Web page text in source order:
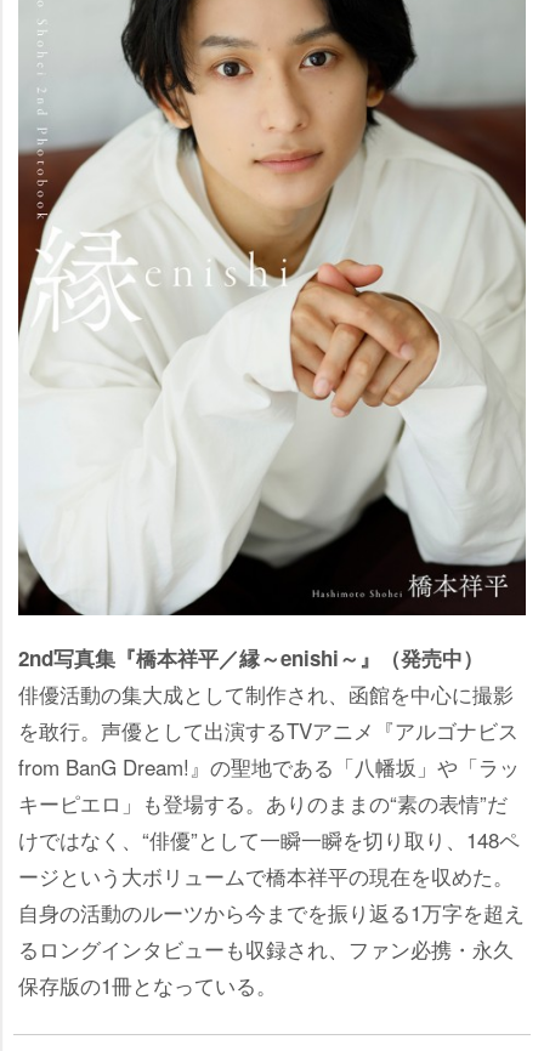
2nd写真集『橋本祥平／縁～enishi～』（発売中）
俳優活動の集大成として制作され、函館を中心に撮影
を敢行。声優として出演するTVアニメ『アルゴナビス
from BanG Dream!』の聖地である「八幡坂」や「ラッ
キーピエロ」も登場する。ありのままの“素の表情”だ
けではなく、“俳優”として一瞬一瞬を切り取り、148ペ
ージという大ボリュームで橋本祥平の現在を収めた。
自身の活動のルーツから今までを振り返る1万字を超え
るロングインタビューも収録され、ファン必携・永久
保存版の1冊となっている。